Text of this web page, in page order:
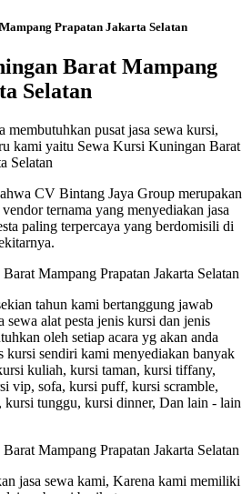
Prapatan Jakarta Selatan
Barat Mampang
Selatan
membutuhkan pusat jasa sewa kursi,
kami yaitu Sewa Kursi Kuningan Barat
Selatan
CV Bintang Jaya Group merupakan
ternama yang menyediakan jasa
paling terpercaya yang berdomisili di
tahun kami bertanggung jawab
sewa alat pesta jenis kursi dan jenis
oleh setiap acara yg akan anda
kursi sendiri kami menyediakan banyak
kuliah, kursi taman, kursi tiffany,
vip, sofa, kursi puff, kursi scramble,
tunggu, kursi dinner, Dan lain - lain
jasa sewa kami, Karena kami memiliki